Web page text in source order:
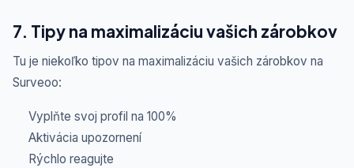
7. Tipy na maximalizáciu vašich zárobkov
Tu je niekoľko tipov na maximalizáciu vašich zárobkov na
Surveoo:
Vyplňte svoj profil na 100%
Aktivácia upozornení
Rýchlo reagujte